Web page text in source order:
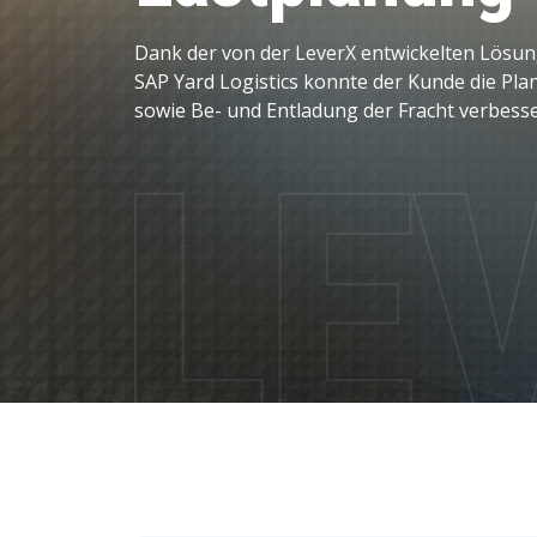
Daten und Analysen
Nachhaltigkeitslösungen
Dank der von der LeverX entwickelten
SAP Yard Logistics konnte der Kunde die
sowie Be- und Entladung der Fracht